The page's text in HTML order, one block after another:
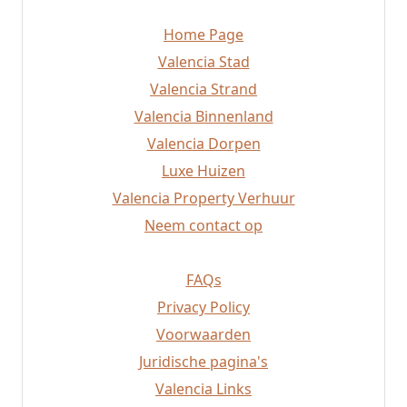
Sueca
Bocairent
Albaida
Javea
Altea
Valencia Strand
Requena
Rafelbunyol
Alzira
Mislata
Home Page
Valencia Stad
Valencia Strand
Valencia Binnenland
Valencia Dorpen
Luxe Huizen
Valencia Property Verhuur
Neem contact op
FAQs
Privacy Policy
Voorwaarden
Juridische pagina's
Valencia Links